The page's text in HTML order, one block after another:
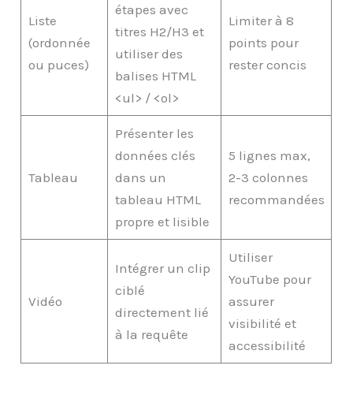
Liste
(ordonnée
ou puces)
étapes avec
titres H2/H3 et
utiliser des
balises HTML
<ul> / <ol>
Limiter à 8
points pour
rester concis
Tableau
Présenter les
données clés
dans un
tableau HTML
propre et lisible
5 lignes max,
2-3 colonnes
recommandées
Vidéo
Intégrer un clip
ciblé
directement lié
à la requête
Utiliser
YouTube pour
assurer
visibilité et
accessibilité